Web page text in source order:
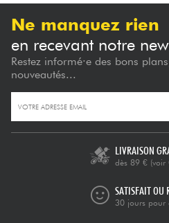
Ne manquez rien
en recevant notre
Restez informé·e des bons
nouveautés...
LIVRAISON
dès 89 € (voir
SATISFAIT OU
30 jours pour